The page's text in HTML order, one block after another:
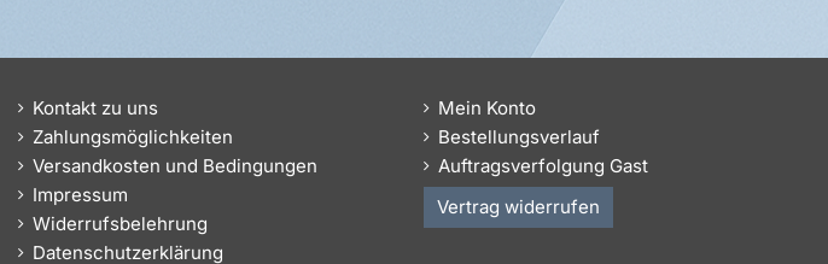
Kontakt zu uns
Zahlungsmöglichkeiten
Versandkosten und Bedingungen
Impressum
Widerrufsbelehrung
Datenschutzerklärung
Mein Konto
Bestellungsverlauf
Auftragsverfolgung Gast
Vertrag widerrufen